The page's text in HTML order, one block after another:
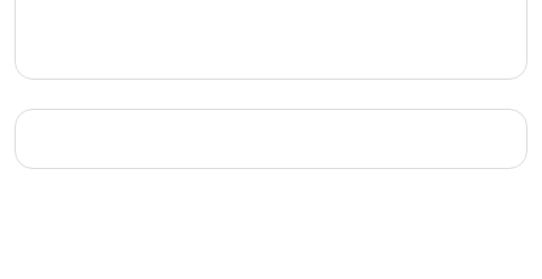
sterk, weerbestendig, kleurvast,
waterafstotend en schimmelwerend is. Na
set het hele seizoen door comfortabel blijft.